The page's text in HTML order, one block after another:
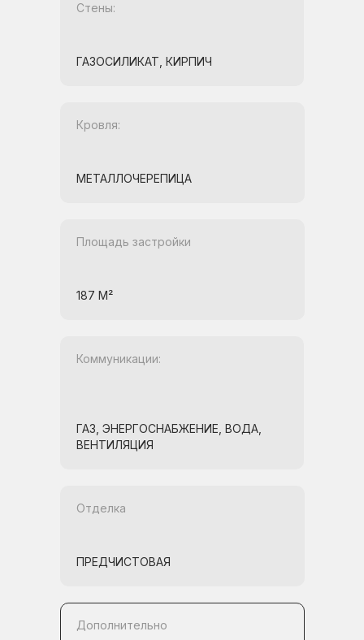
Стены:
Кровля:
Площадь застройки
ГАЗОСИЛИКАТ, КИРПИЧ
МЕТАЛЛОЧЕРЕПИЦА
187 М²
Коммуникации:
Отделка
Дополнительно
ГАЗ, ЭНЕРГОСНАБЖЕНИЕ, ВОДА,
ВЕНТИЛЯЦИЯ
ПРЕДЧИСТОВАЯ